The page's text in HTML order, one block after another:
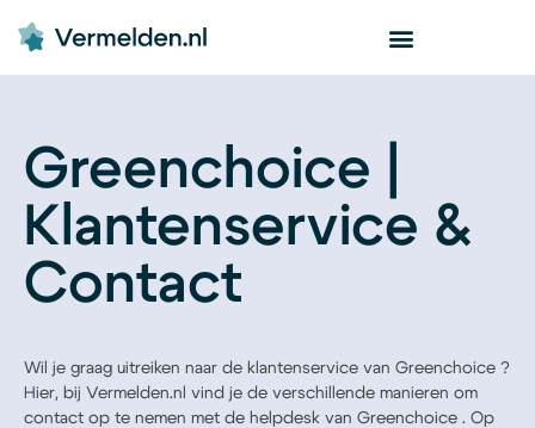
Greenchoice |
Klantenservice &
Contact
Wil je graag uitreiken naar de klantenservice van Greenchoice ?
Hier, bij Vermelden.nl vind je de verschillende manieren om
contact op te nemen met de helpdesk van Greenchoice . Op